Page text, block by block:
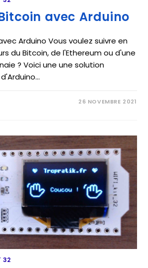
avec Arduino
Arduino Vous voulez suivre en
du Bitcoin, de l'Ethereum ou d'une
? Voici une une solution
26 NOVEMBRE 2021
32